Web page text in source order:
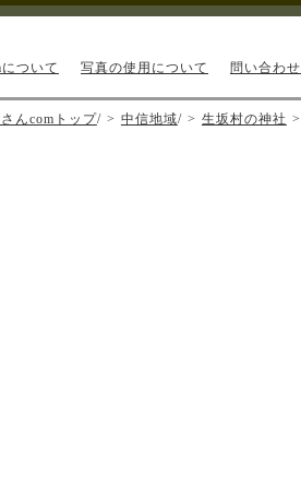
ついて 写真の使用について 問い合わせ
んcomトップ/ 中信地域/ 生坂村の神社